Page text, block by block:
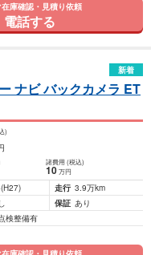
庫確認・見積り依頼
電話する
新着
ナビ バックカメラ ET
)
諸費用 (税込)
10 万円
(H27) 走行 3.9万km
保証 あり
検整備有